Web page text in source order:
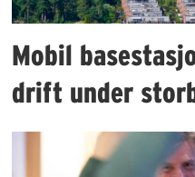
Mobil
drift under